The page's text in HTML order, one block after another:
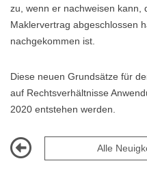
zu, wenn er nachweisen kann,
Maklervertrag abgeschlossen
nachgekommen ist.
Diese neuen Grundsätze für
auf Rechtsverhältnisse
2020 entstehen werden.
Alle